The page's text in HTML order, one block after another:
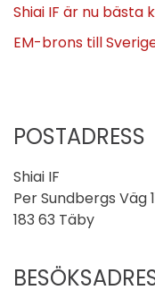
Shiai IF är nu bästa
EM-brons till
POSTADRESS
Shiai IF
Per Sundbergs Väg
183 63 Täby